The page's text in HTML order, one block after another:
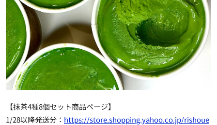
【抹茶4種8個セット商品ページ】
1/28以降発送分： https://store.shopping.yahoo.co.jp/rishoue